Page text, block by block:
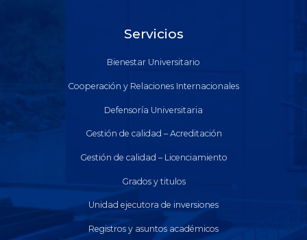
Servicios
Bienestar Universitario
Cooperación y Relaciones Internacionales
Defensoría Universitaria
Gestión de calidad – Acreditación
Gestión de calidad – Licenciamiento
Grados y titulos
Unidad ejecutora de inversiones
Registros y asuntos académicos